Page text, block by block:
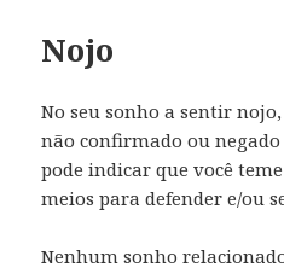
Nojo
No seu sonho a sentir
não confirmado ou
pode indicar que você
meios para defender e/ou
Nenhum sonho